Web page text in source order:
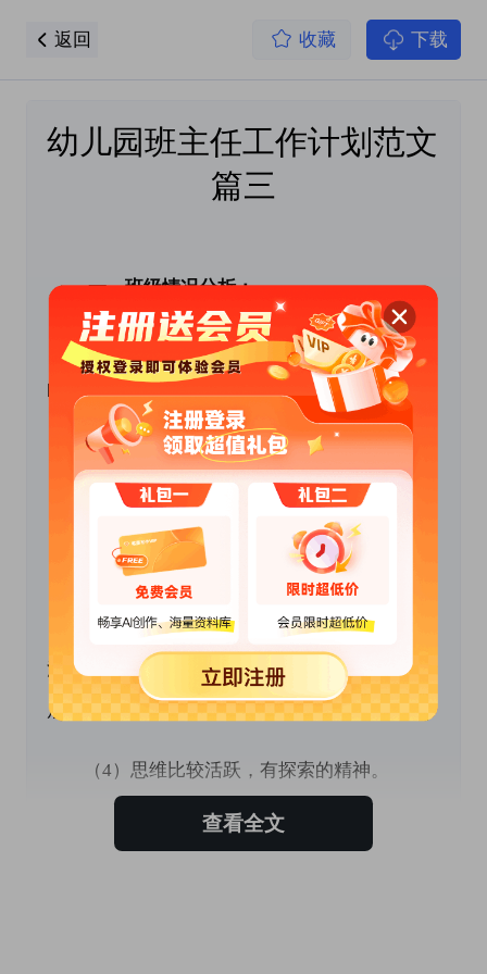
返回 收藏 下载
幼儿园班主任工作计划范文
篇三
一、班级情况分析：
经过上段时间的幼儿园生活，现在班中幼儿
的具体表现如下：
1、优势：
（1）责任意识逐步形成。
（2）绘画兴趣比较浓厚，动手能力较强。
（3）自理能力逐渐加强，形成了较好的生
活卫生习惯，如：会愉快地用筷子独立进餐、饭
后能正确地用毛巾擦脸等。
（4）思维比较活跃，有探索的精神。
查看全文